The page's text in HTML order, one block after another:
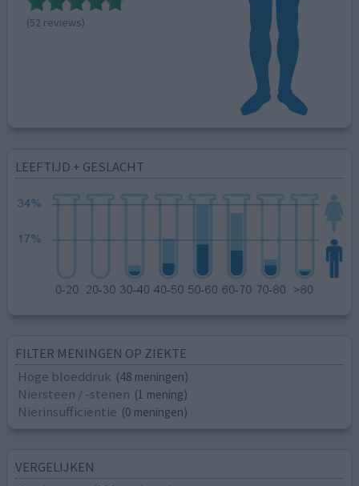
(52 reviews)
LEEFTIJD + GESLACHT
FILTER MENINGEN OP ZIEKTE
Hoge bloeddruk (48 meningen)
Niersteen / -stenen (1 mening)
Nierinsufficiëntie (0 meningen)
VERGELIJKEN